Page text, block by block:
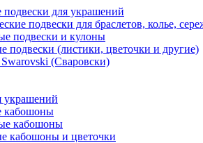
для украшений
подвески для браслетов, колье,
подвески и кулоны
подвески (листики, цветочки и другие)
(Сваровски)
украшений
кабошоны
кабошоны
кабошоны и цветочки